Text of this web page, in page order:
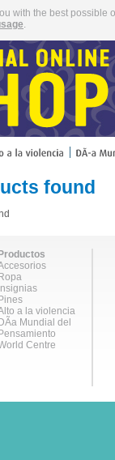
with the best
found
Productos
Ropa
Insignias
Pines
a la violencia
DÃ­a Mundial del
Pensamiento
Centre